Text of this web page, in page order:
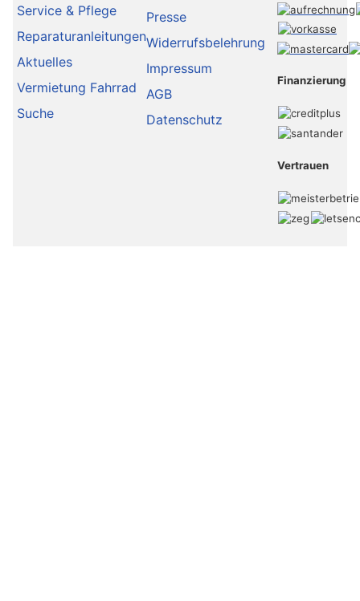
Service & Pflege
Reparaturanleitungen
Aktuelles
Vermietung Fahrrad
Suche
Presse
Widerrufsbelehrung
Impressum
AGB
Datenschutz
Finanzierung
Vertrauen